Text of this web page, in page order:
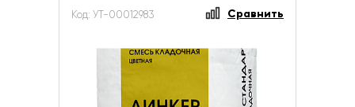
Код: УТ-00012983 Сравнить